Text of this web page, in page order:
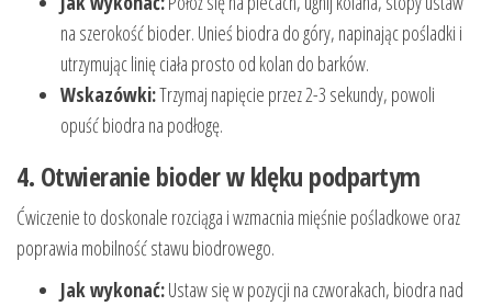
na szerokość bioder. Unieś biodra do góry, napinając pośladki i
utrzymując linię ciała prosto od kolan do barków.
Wskazówki:Trzymaj napięcie przez 2-3 sekundy, powoli
opuść biodra na podłogę.
4. Otwieranie bioder w klęku podpartym
Ćwiczenie to doskonale rozciąga i wzmacnia mięśnie pośladkowe oraz
poprawia mobilność stawu biodrowego.
Jak wykonać:Ustaw się w pozycji na czworakach, biodra nad